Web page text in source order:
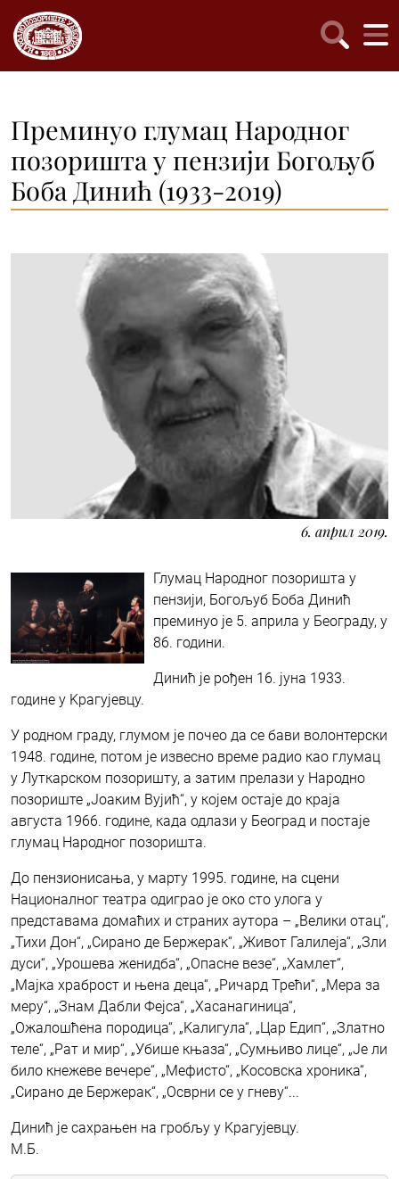
Преминуо глумац Народног
позоришта у пензији Богољуб
Боба Динић (1933-2019)
6. април 2019.
Глумац Народног позоришта у
пензији, Богољуб Боба Динић
преминуо је 5. априла у Београду, у
86. години.
Динић је рођен 16. јуна 1933.
године у Kрагујевцу.
У родном граду, глумом је почео да се бави волонтерски
1948. године, потом је извесно време радио као глумац
у Луткарском позоришту, а затим прелази у Народно
позориште „Јоаким Вујић“, у којем остаје до краја
августа 1966. године, када одлази у Београд и постаје
глумац Народног позоришта.
До пензионисања, у марту 1995. године, на сцени
Националног театра одиграо је око сто улога у
представама домаћих и страних аутора – „Велики отац“,
„Тихи Дон“, „Сирано де Бержерак“, „Живот Галилеја“, „Зли
дуси“, „Урошева женидба“, „Опасне везе“, „Хамлет“,
„Мајка храброст и њена деца“, „Ричард Трећи“, „Мера за
меру“, „Знам Дабли Фејса“, „Хасанагиница“,
„Ожалошћена породица“, „Kалигула“, „Цар Едип“, „Златно
теле“, „Рат и мир“, „Убише књаза“, „Сумњиво лице“, „Је ли
било кнежеве вечере“, „Мефисто“, „Kосовска хроника“,
„Сирано де Бержерак“, „Осврни се у гневу“...
Динић је сахрањен на гробљу у Kрагујевцу.
М.Б.